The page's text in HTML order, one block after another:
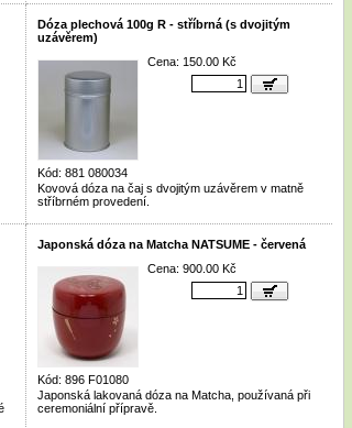
Dóza plechová 100g R - stříbrná (s dvojitým
uzávěrem)
Kód: 881 080034
Cena: 150.00 Kč
Kovová dóza na čaj s dvojitým uzávěrem v matně
stříbrném provedení.
Japonská dóza na Matcha NATSUME - červená
Kód: 896 F01080
Cena: 900.00 Kč
Japonská lakovaná dóza na Matcha, používaná při
ceremoniální přípravě.